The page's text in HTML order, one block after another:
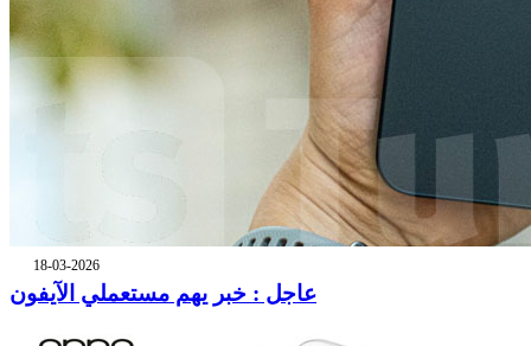
18-03-2026
عاجل : خبر يهم مستعملي الآيفون